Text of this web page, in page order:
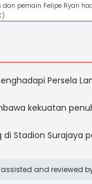
dan pemain Felipe Ryan
Persela
kekuatan
Stadion Surajaya
and reviewed